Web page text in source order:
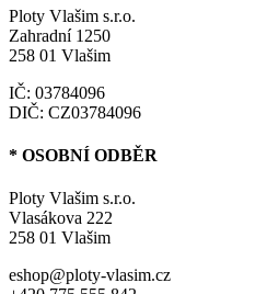
Ploty Vlašim s.r.o.
Zahradní 1250
258 01 Vlašim
IČ: 03784096
DIČ: CZ03784096
* OSOBNÍ ODBĚR
Ploty Vlašim s.r.o.
Vlasákova 222
258 01 Vlašim
eshop@ploty-vlasim.cz